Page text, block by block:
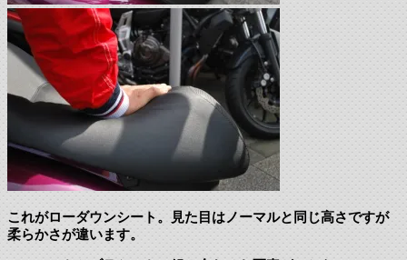
これがローダウンシート。見た目はノーマルと同じ高さですが
柔らかさが違います。